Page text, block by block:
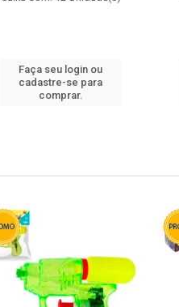
Faça seu login ou
cadastre-se para
comprar.